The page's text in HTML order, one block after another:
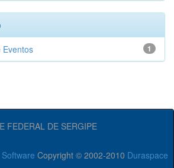
1
Eventos
FEDERAL DE SERGIPE
Copyright © 2002-2010 Duraspace